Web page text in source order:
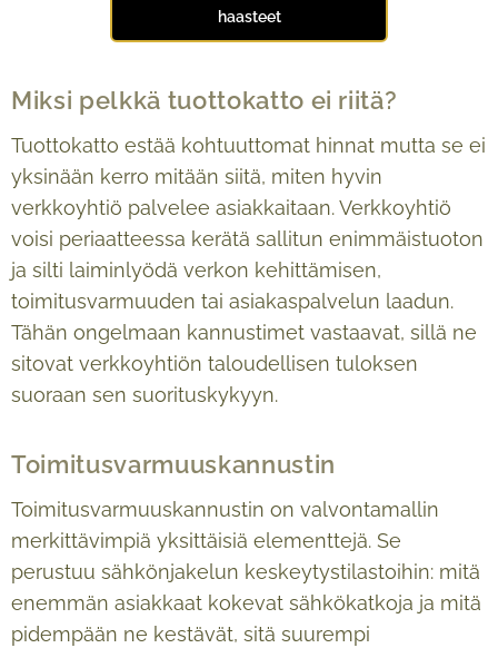
haasteet
Miksi pelkkä tuottokatto ei riitä?
Tuottokatto estää kohtuuttomat hinnat mutta se ei
yksinään kerro mitään siitä, miten hyvin
verkkoyhtiö palvelee asiakkaitaan. Verkkoyhtiö
voisi periaatteessa kerätä sallitun enimmäistuoton
ja silti laiminlyödä verkon kehittämisen,
toimitusvarmuuden tai asiakaspalvelun laadun.
Tähän ongelmaan kannustimet vastaavat, sillä ne
sitovat verkkoyhtiön taloudellisen tuloksen
suoraan sen suorituskykyyn.
Toimitusvarmuuskannustin
Toimitusvarmuuskannustin on valvontamallin
merkittävimpiä yksittäisiä elementtejä. Se
perustuu sähkönjakelun keskeytystilastoihin: mitä
enemmän asiakkaat kokevat sähkökatkoja ja mitä
pidempään ne kestävät, sitä suurempi